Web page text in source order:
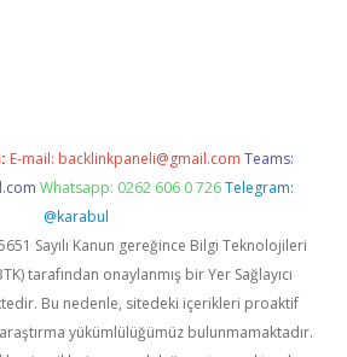
E-mail: backlinkpaneli@gmail.com Teams:
Whatsapp: 0262 606 0 726 Telegram:
@karabul
Sayılı Kanun gereğince Bilgi Teknolojileri
tarafından onaylanmış bir Yer Sağlayıcı
Bu nedenle, sitedeki içerikleri proaktif
yükümlülüğümüz bulunmamaktadır.